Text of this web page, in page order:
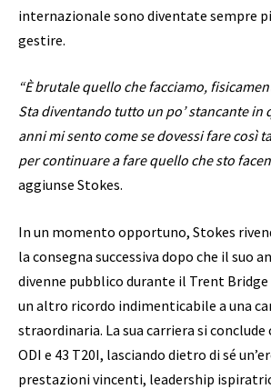
internazionale sono diventate sempre
gestire.
“È brutale quello che facciamo,
Sta diventando tutto un po’ stancante in
anni mi sento come se dovessi fare così
per continuare a fare quello che sto
aggiunse Stokes.
In un momento opportuno, Stokes
la consegna successiva dopo che il suo
divenne pubblico durante il Trent
un altro ricordo indimenticabile a una
straordinaria. La sua carriera si conclude
ODI e 43 T20I, lasciando dietro di sé
prestazioni vincenti, leadership